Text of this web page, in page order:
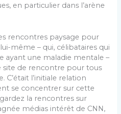
en particulier dans l’arène
rencontres paysage pour
même – qui, célibataires qui
ayant une maladie mentale –
site de rencontre pour tous
l’initiale relation
se concentrer sur cette
la rencontres sur
médias intérêt de CNN,